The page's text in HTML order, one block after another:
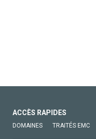
ACCÈS RAPIDES
DOMAINES TRAITÉS EMC